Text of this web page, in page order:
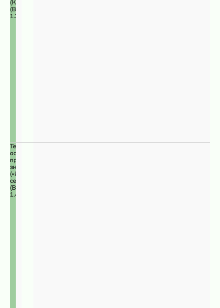
(КОТР)
(ВПЦ
1.2)
Территории
особого
природоохранного
значения
(«Изумрудная
сеть»)
(ВПЦ
1.4)